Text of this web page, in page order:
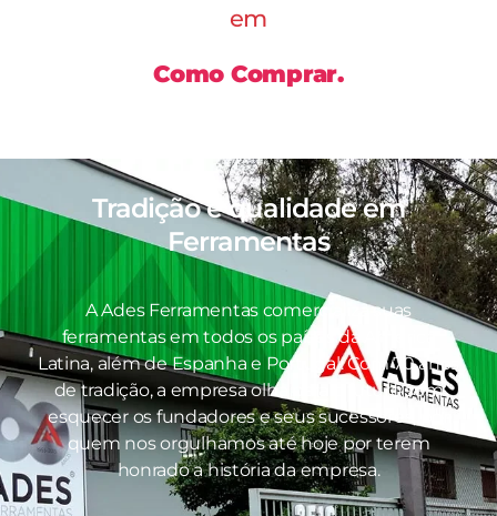
em
Como Comprar.
Tradição e qualidade em
Ferramentas
A Ades Ferramentas comercializa suas
ferramentas em todos os países da América
Latina, além de Espanha e Portugal. Com 70 anos
de tradição, a empresa olha para o futuro sem
esquecer os fundadores e seus sucessores, por
quem nos orgulhamos até hoje por terem
honrado a história da empresa.